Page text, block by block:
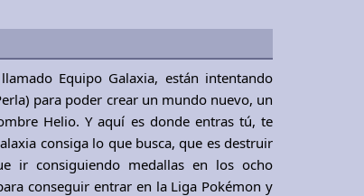
Equipo Galaxia, están intentando
para poder crear un mundo nuevo, un
Helio. Y aquí es donde entras tú, te
consiga lo que busca, que es destruir
ir consiguiendo medallas en los ocho
conseguir entrar en la Liga Pokémon y